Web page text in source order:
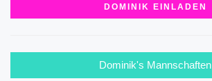
DOMINIK EINLADEN
Dominik's Mannschaften